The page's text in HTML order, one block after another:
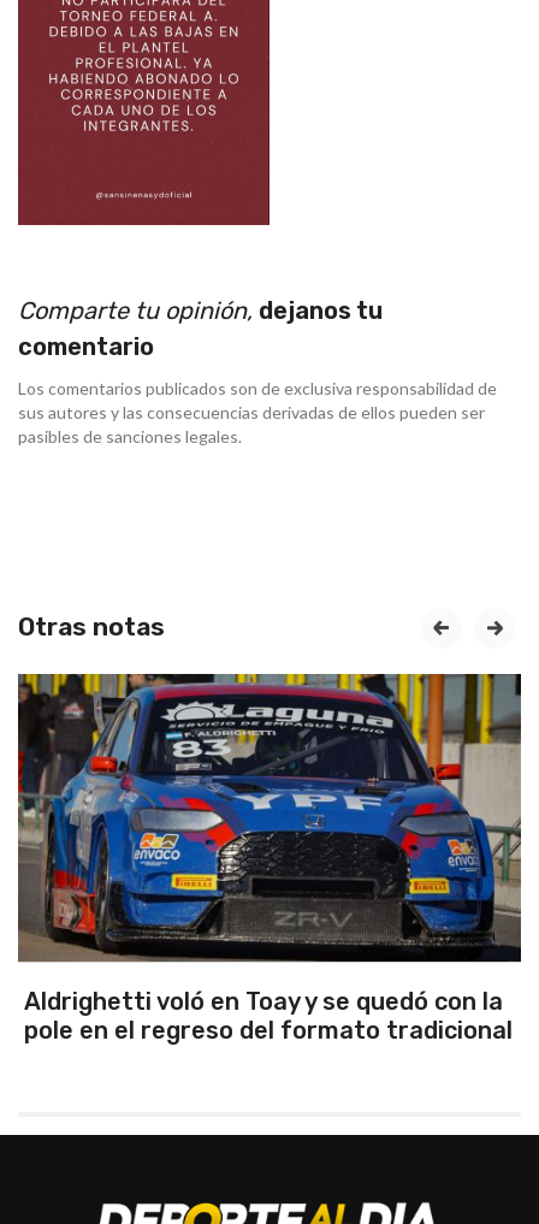
Comparte tu opinión, dejanos tu
comentario
Los comentarios publicados son de exclusiva responsabilidad de
sus autores y las consecuencias derivadas de ellos pueden ser
pasibles de sanciones legales.
Otras notas
voló en Toay y se quedó con la
el regreso del formato tradicional
prev next